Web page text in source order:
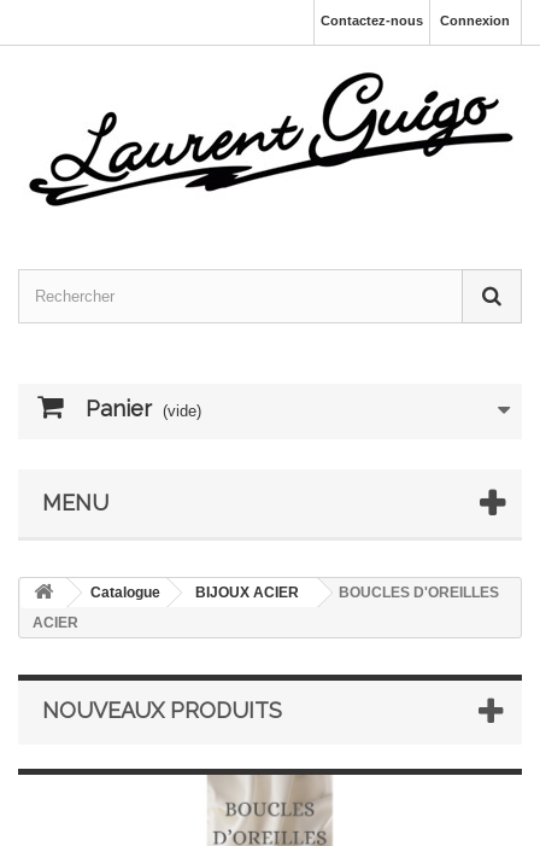
Connexion
Contactez-nous
Panier (vide)
MENU
Catalogue BIJOUX ACIER
BOUCLES D'OREILLES
ACIER
NOUVEAUX PRODUITS